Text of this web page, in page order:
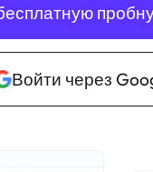
Войти через